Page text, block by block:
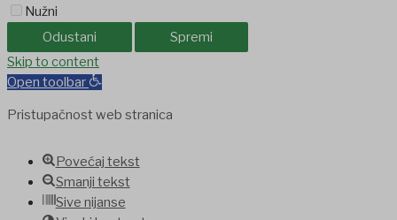
Nužni
Odustani
Spremi
Holiganbet
Skip to content
Open toolbar
Pristupačnost web stranica
Povećaj tekst
Smanji tekst
Sive nijanse